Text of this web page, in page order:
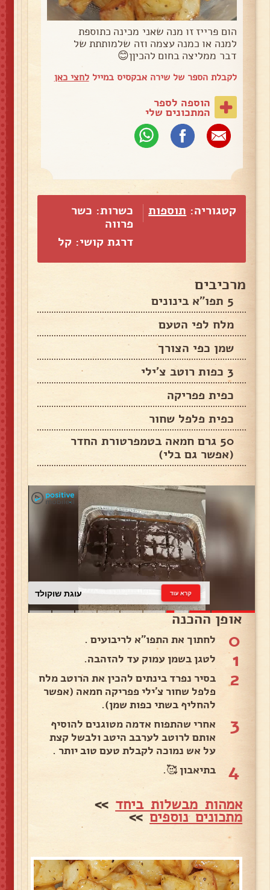
הום פרייז זו מנה שאני מכינה כתוספת
למנה או כמנה עצמה וזה שלמותתת של
דבר ממליצה בחום להכיןן😊
לקבלת הספר של שירה אבקסיס במייללחצי כאן
הוספה לספר
המתכונים שלי
קטגוריה: תוספות
כשרות: כשר
פרווה
דרגת קושי: קל
מרכיבים
5 תפו"א בינונים
מלח לפי הטעם
שמן כפי הצורך
3 כפות רוטב צ'ילי
כפית פפריקה
כפית פלפל שחור
50 גרם חמאה בטמפרטורת החדר
(אפשר גם בלי)
עוגת שוקולד קרא עוד
אופן ההכנה
0 לחתוך את התפו"א לריבועים .
1 לטגן בשמן עמוק עד להזהבה.
2
בסיר נפרד בינתים להכין את הרוטב מלח
פלפל שחור צ'ילי פפריקה חמאה (אפשר
להחליף בשתי כפות שמן).
3
אחרי שהתפוח אדמה מטוגנים להוסיף
אותם לרוטב לערבב היטב ולבשל קצת
על אש נמוכה לקבלת טעם טוב יותר .
4 בתיאבון 🥰.
אמהות מבשלות ביחד >>
מתכונים נוספים>>